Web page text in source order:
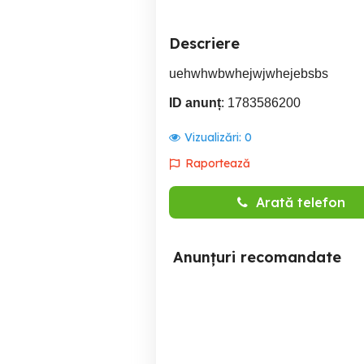
Descriere
uehwhwbwhejwjwhejebsbs
ID anunț: 1783586200
Vizualizări: 0
Raportează
Arată telefon
Anunțuri recomandate